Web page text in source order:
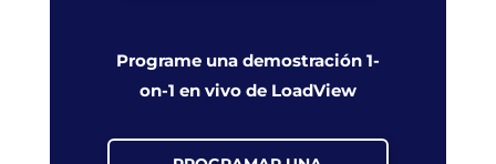
Programe una demostración 1-
on-1 en vivo de LoadView